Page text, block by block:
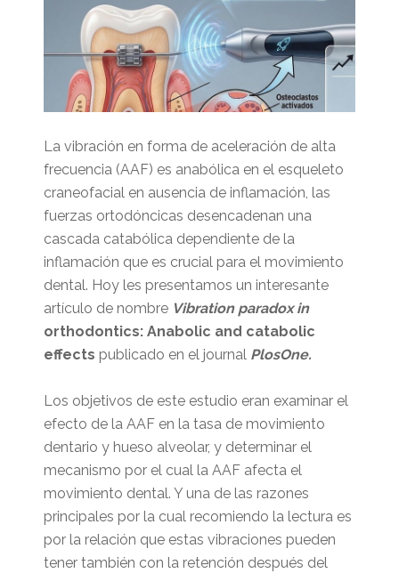
La vibración en forma de aceleración de alta
frecuencia (AAF) es anabólica en el esqueleto
craneofacial en ausencia de inflamación, las
fuerzas ortodóncicas desencadenan una
cascada catabólica dependiente de la
inflamación que es crucial para el movimiento
dental. Hoy les presentamos un interesante
artículo de nombre Vibration paradox in
orthodontics: Anabolic and catabolic
effects publicado en el journal PlosOne.
Los objetivos de este estudio eran examinar el
efecto de la AAF en la tasa de movimiento
dentario y hueso alveolar, y determinar el
mecanismo por el cual la AAF afecta el
movimiento dental. Y una de las razones
principales por la cual recomiendo la lectura es
por la relación que estas vibraciones pueden
tener también con la retención después del